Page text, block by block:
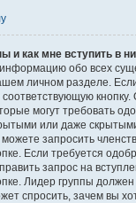
и как мне вступить в
обо всех
личном разделе.
кнопку.
могут требовать
или даже
запросить
Если требуется
запрос на
Лидер группы
спросить, зачем вы